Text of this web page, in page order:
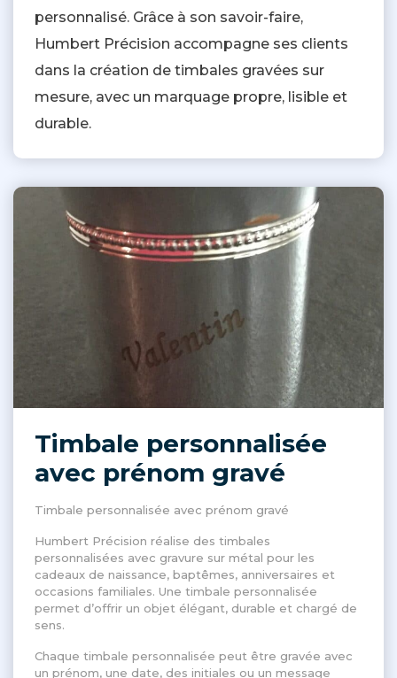
personnalisé. Grâce à son savoir-faire,
Humbert Précision accompagne ses clients
dans la création de timbales gravées sur
mesure, avec un marquage propre, lisible et
durable.
Timbale personnalisée
avec prénom gravé
Timbale personnalisée avec prénom gravé
Humbert Précision réalise des timbales
personnalisées avec gravure sur métal pour les
cadeaux de naissance, baptêmes, anniversaires et
occasions familiales. Une timbale personnalisée
permet d’offrir un objet élégant, durable et chargé de
sens.
Chaque timbale personnalisée peut être gravée avec
un prénom, une date, des initiales ou un message